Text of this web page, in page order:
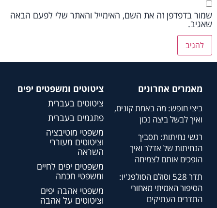
שמור בדפדפן זה את השם, האימייל והאתר שלי לפעם הבאה
שאגיב.
מאמרים אחרונים
ביצי חופש: מה באמת קונים,
ואיך לבשל ביצה נכון
רגשי נחיתות: תסביך
הנחיתות של אדלר ואיך
הופכים אותם לצמיחה
תדר 528 וסולם הסולפג'יו:
הסיפור האמיתי מאחורי
התדרים העתיקים
ציטוטים ומשפטים יפים
ציטוטים בעברית
פתגמים בעברית
משפטי מוטיבציה
וציטוטים מעוררי
השראה
משפטים יפים לחיים
ומשפטי חכמה
משפטי אהבה יפים
וציטוטים על אהבה